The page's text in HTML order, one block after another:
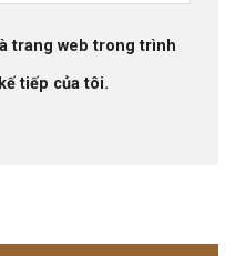
trang web trong trình
tiếp của tôi.